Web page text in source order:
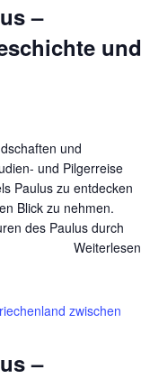
–
und
und
und Pilgerreise
Paulus zu entdecken
Blick zu nehmen.
des Paulus durch
Weiterlesen
–
zwischen